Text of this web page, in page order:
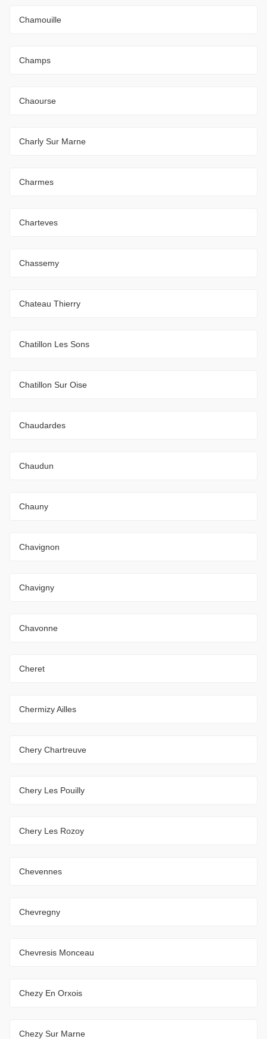
Chamouille
Champs
Chaourse
Charly Sur Marne
Charmes
Charteves
Chassemy
Chateau Thierry
Chatillon Les Sons
Chatillon Sur Oise
Chaudardes
Chaudun
Chauny
Chavignon
Chavigny
Chavonne
Cheret
Chermizy Ailles
Chery Chartreuve
Chery Les Pouilly
Chery Les Rozoy
Chevennes
Chevregny
Chevresis Monceau
Chezy En Orxois
Chezy Sur Marne